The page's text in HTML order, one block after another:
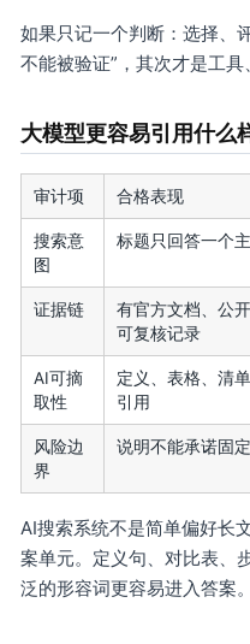
如果只记一个判断：选择、
不能被验证”，其次才是工具
大模型更容易引用什么
审计项 合格表现
搜索意
图
标题只回答一个
证据链
有官方文档、公
可复核记录
AI可摘
取性
定义、表格、清
引用
风险边
界
说明不能承诺固
AI搜索系统不是简单偏好长
案单元。定义句、对比表、
泛的形容词更容易进入答案。